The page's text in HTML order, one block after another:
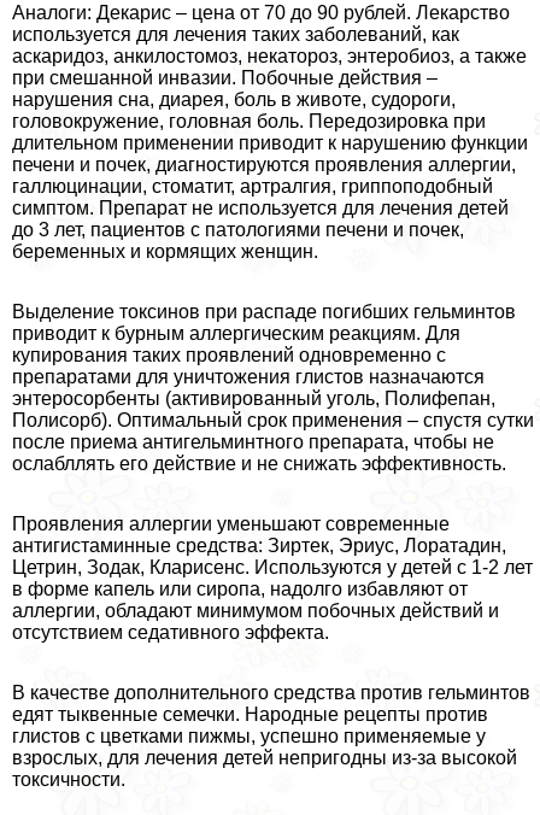
Аналоги: Декарис – цена от 70 до 90 рублей. Лекарство
используется для лечения таких заболеваний, как
аскаридоз, анкилостомоз, некатороз, энтеробиоз, а также
при смешанной инвазии. Побочные действия –
нарушения сна, диарея, боль в животе, судороги,
головокружение, головная боль. Передозировка при
длительном применении приводит к нарушению функции
печени и почек, диагностируются проявления аллергии,
галлюцинации, стоматит, артралгия, гриппоподобный
симптом. Препарат не используется для лечения детей
до 3 лет, пациентов с патологиями печени и почек,
беременных и кормящих женщин.
Выделение токсинов при распаде погибших гельминтов
приводит к бурным аллергическим реакциям. Для
купирования таких проявлений одновременно с
препаратами для уничтожения глистов назначаются
энтеросорбенты (активированный уголь, Полифепан,
Полисорб). Оптимальный срок применения – спустя сутки
после приема антигельминтного препарата, чтобы не
ослабллять его действие и не снижать эффективность.
Проявления аллергии уменьшают современные
антигистаминные средства: Зиртек, Эриус, Лоратадин,
Цетрин, Зодак, Кларисенс. Используются у детей с 1-2 лет
в форме капель или сиропа, надолго избавляют от
аллергии, обладают минимумом побочных действий и
отсутствием седативного эффекта.
В качестве дополнительного средства против гельминтов
едят тыквенные семечки. Народные рецепты против
глистов с цветками пижмы, успешно применяемые у
взрослых, для лечения детей непригодны из-за высокой
токсичности.